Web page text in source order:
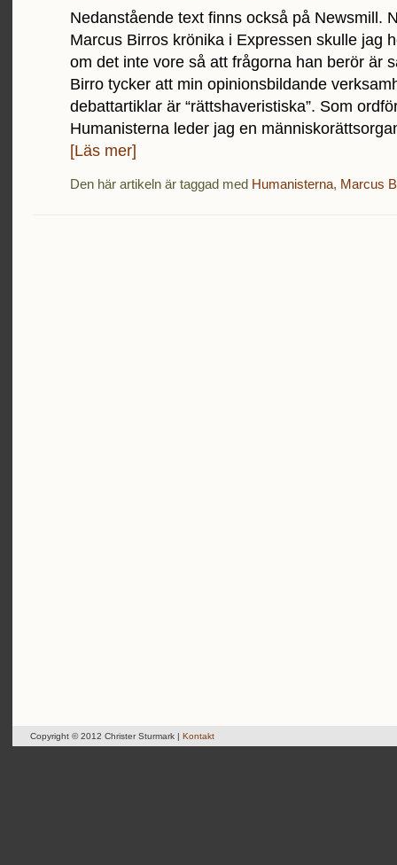
Nedanstående text finns också på Newsmill.
Marcus Birros krönika i Expressen skulle jag
om det inte vore så att frågorna han berör är
Birro tycker att min opinionsbildande
debattartiklar är “rättshaveristiska”. Som
Humanisterna leder jag en
[Läs mer]
Den här artikeln är taggad med Humanisterna, Marcus
Copyright © 2012 Christer Sturmark | Kontakt